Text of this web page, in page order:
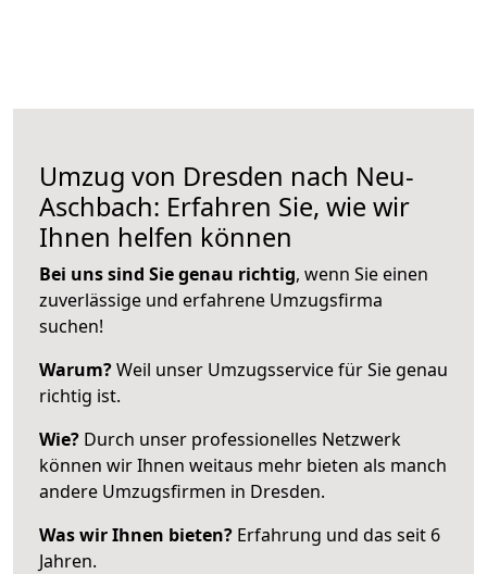
Umzug von Dresden nach Neu-
Aschbach: Erfahren Sie, wie wir
Ihnen helfen können
Bei uns sind Sie genau richtig, wenn Sie einen
zuverlässige und erfahrene Umzugsfirma
suchen!
Warum?Weil unser Umzugsservice für Sie genau
richtig ist.
Wie? Durch unser professionelles Netzwerk
können wir Ihnen weitaus mehr bieten als manch
andere Umzugsfirmen in Dresden.
Was wir Ihnen bieten? Erfahrung und das seit 6
Jahren.